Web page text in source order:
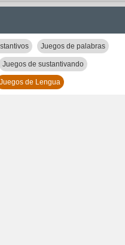
Juegos de palabras
Juegos de sustantivando
Juegos de Lengua